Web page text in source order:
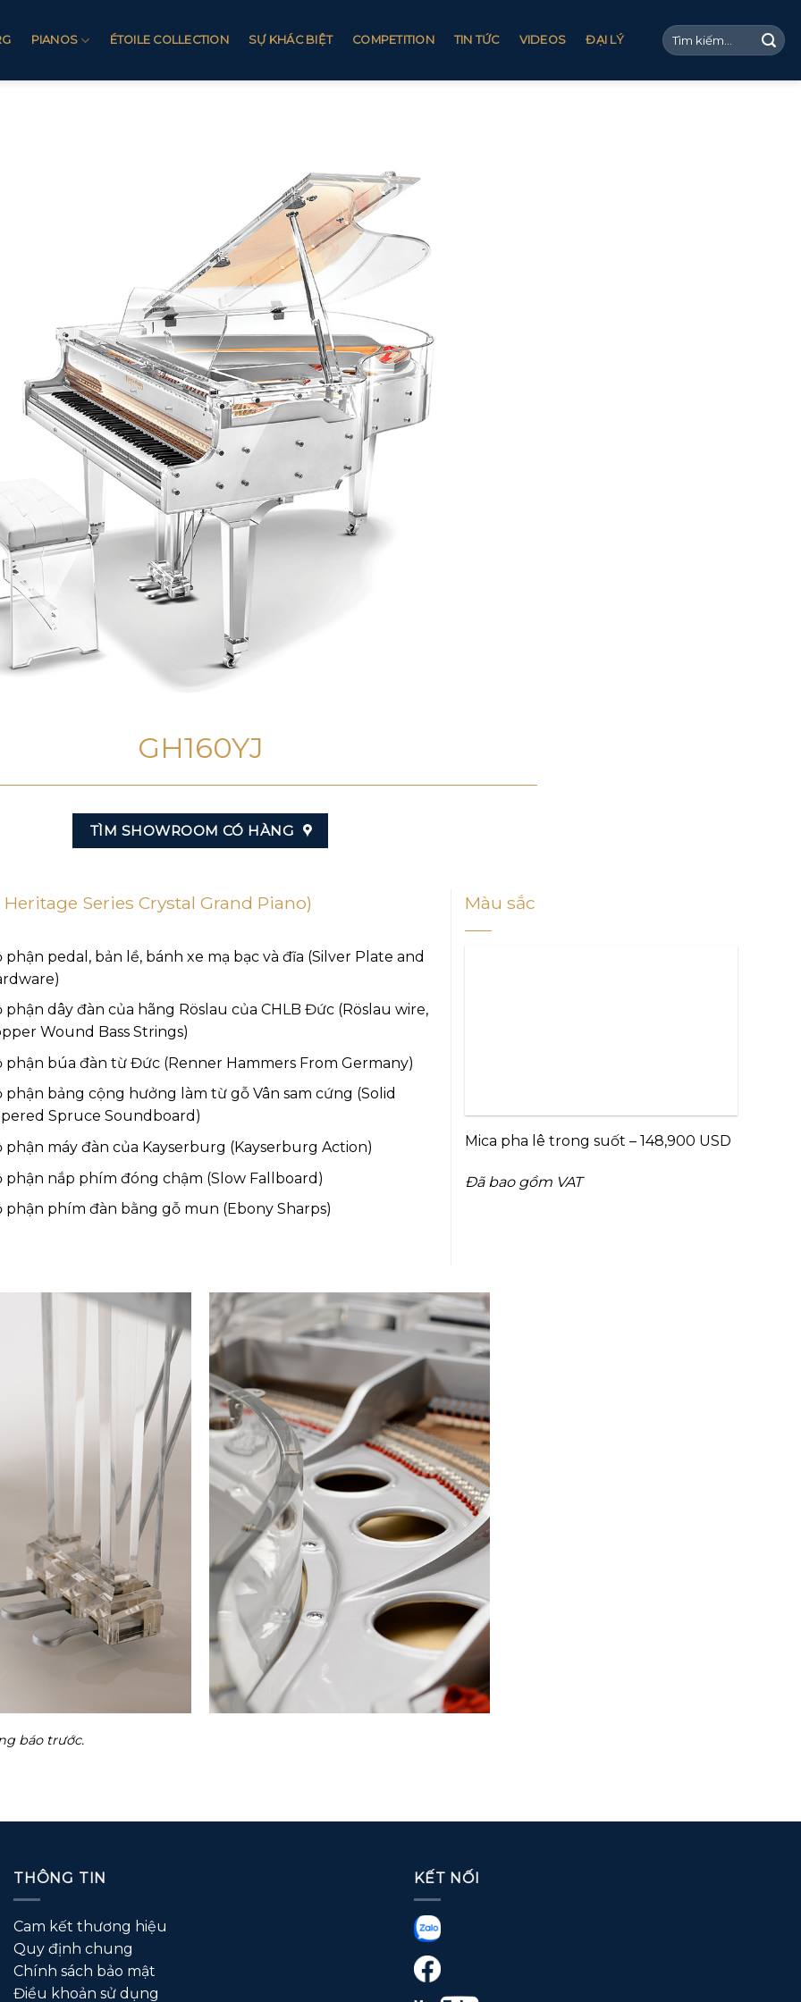
PIANOS ÉTOILE COLLECTION SỰ KHÁC BIỆT COMPETITION TIN TỨC VIDEOS ĐẠI LÝ
GH160YJ
TÌM SHOWROOM CÓ HÀNG
Heritage Series Crystal Grand Piano)
phận pedal, bản lề, bánh xe mạ bạc và đĩa (Silver Plate and
phận dây đàn của hãng Röslau của CHLB Đức (Röslau wire,
Wound Bass Strings)
phận búa đàn từ Đức (Renner Hammers From Germany)
phận bảng cộng hưởng làm từ gỗ Vân sam cứng (Solid
Spruce Soundboard)
phận máy đàn của Kayserburg (Kayserburg Action)
phận nắp phím đóng chậm (Slow Fallboard)
phận phím đàn bằng gỗ mun (Ebony Sharps)
Màu sắc
Mica pha lê trong suốt – 148,900 USD
Đã bao gồm VAT
báo trước.
THÔNG TIN
Cam kết thương hiệu
Quy định chung
Chính sách bảo mật
Điều khoản sử dụng
KẾT NỐI